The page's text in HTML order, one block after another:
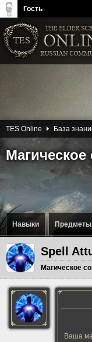
Навыки Предметы
Магическое
TES Online База
Spell
Магическое
Ваша
Гость